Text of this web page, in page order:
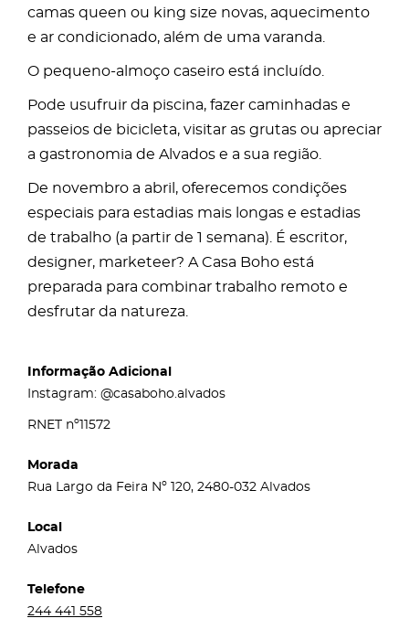
camas queen ou king size novas, aquecimento
e ar condicionado, além de uma varanda.
O pequeno-almoço caseiro está incluído.
Pode usufruir da piscina, fazer caminhadas e
passeios de bicicleta, visitar as grutas ou apreciar
a gastronomia de Alvados e a sua região.
De novembro a abril, oferecemos condições
especiais para estadias mais longas e estadias
de trabalho (a partir de 1 semana). É escritor,
designer, marketeer? A Casa Boho está
preparada para combinar trabalho remoto e
desfrutar da natureza.
Informação Adicional
Instagram: @casaboho.alvados
RNET nº11572
Morada
Rua Largo da Feira Nº 120, 2480-032 Alvados
Local
Alvados
Telefone
244 441 558